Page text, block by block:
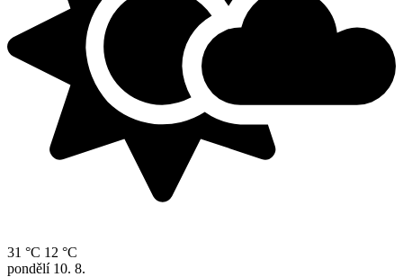
31 °C 12 °C
pondělí 10. 8.